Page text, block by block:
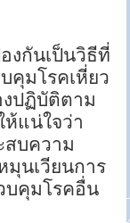
งกันเป็นวิธีที่
คุมโรคเหี่ยว
ปฏิบัติตาม
ห้แน่ใจว่า
สบความ
มุนเวียนการ
บคุมโรคอื่น